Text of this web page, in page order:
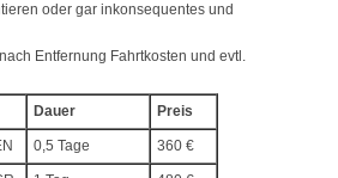
oder gar inkonsequentes und
Entfernung Fahrtkosten und evtl.
Dauer Preis
0,5 Tage 360 €